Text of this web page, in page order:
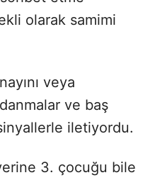
olarak samimi
veya
ve baş
iletiyordu.
3. çocuğu bile